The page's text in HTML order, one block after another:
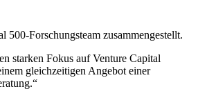
500-Forschungsteam zusammengestellt.
starken Fokus auf Venture Capital
gleichzeitigen Angebot einer